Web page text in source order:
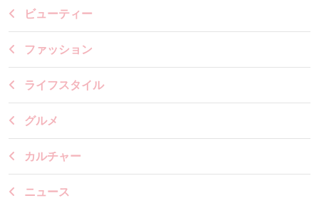
ビューティー
ファッション
ライフスタイル
グルメ
カルチャー
ニュース